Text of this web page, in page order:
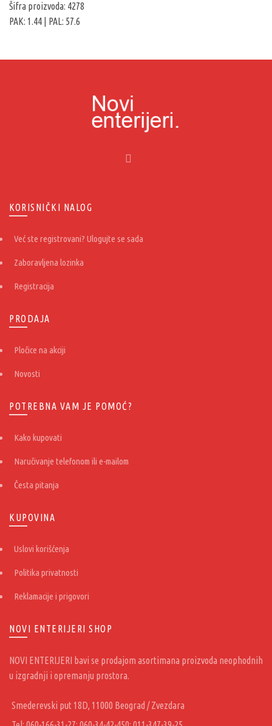
Šifra proizvoda: 4278
PAK: 1.44 | PAL: 57.6
KORISNIČKI NALOG
Već ste registrovani? Ulogujte se sada
Zaboravljena lozinka
Registracija
PRODAJA
Pločice na akciji
Novosti
POTREBNA VAM JE POMOĆ?
Kako kupovati
Naručivanje telefonom ili e-mailom
Česta pitanja
KUPOVINA
Uslovi korišćenja
Politika privatnosti
Reklamacije i prigovori
NOVI ENTERIJERI SHOP
NOVI ENTERIJERI bavi se prodajom asortimana proizvoda neophodnih
u izgradnji i opremanju prostora.
Smederevski put 18D, 11000 Beograd / Zvezdara